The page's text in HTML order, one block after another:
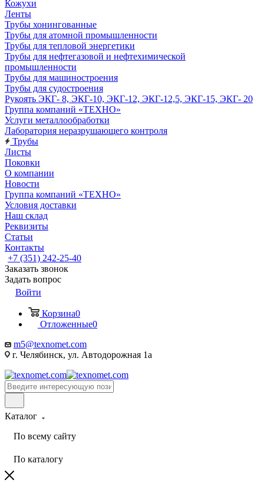
Кожухи
Ленты
Трубы хонингованные
Трубы для атомной промышленности
Трубы для тепловой энергетики
Трубы для нефтегазовой и нефтехимической
промышленности
Трубы для машиностроения
Трубы для судостроения
Рукоять ЭКГ- 8, ЭКГ-10, ЭКГ-12, ЭКГ-12,5, ЭКГ-15, ЭКГ- 20
Группа компаний «ТЕХНО»
Услуги металлообработки
Лаборатория неразрушающего контроля
Трубы
Листы
Поковки
О компании
Новости
Группа компаний «ТЕХНО»
Условия доставки
Наш склад
Реквизиты
Статьи
Контакты
+7 (351) 242-25-40
Заказать звонок
Задать вопрос
Войти
Корзина0
Отложенные0
m5@texnomet.com
г. Челябинск, ул. Автодорожная 1а
Каталог
По всему сайту
По каталогу